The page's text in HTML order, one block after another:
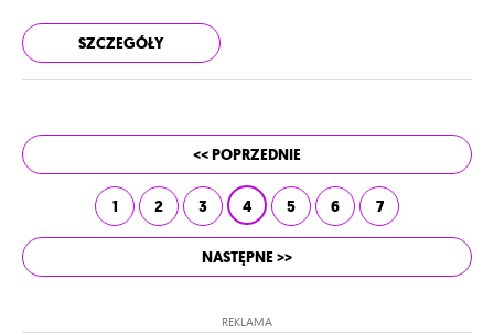
SZCZEGÓŁY
<< POPRZEDNIE
1 2 3 4 5 6 7
NASTĘPNE >>
REKLAMA